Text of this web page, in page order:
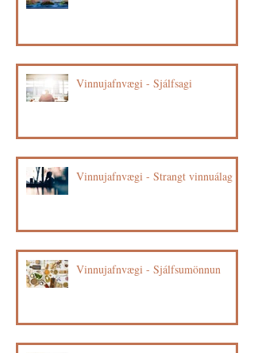
Vinnujafnvægi - Sjálfsagi
Vinnujafnvægi - Strangt vinnuálag
Vinnujafnvægi - Sjálfsumönnun